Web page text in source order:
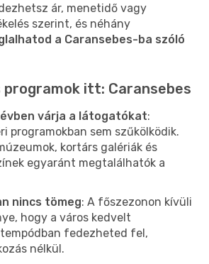
ár, menetidő vagy
szerint, és néhány
a Caransebes-ba szóló
programok itt: Caransebes
várja a látogatókat:
programokban sem szűkölködik.
kortárs galériák és
egyaránt megtalálhatók a
nincs tömeg: A főszezonon kívüli
hogy a város kedvelt
fedezheted fel,
nélkül.